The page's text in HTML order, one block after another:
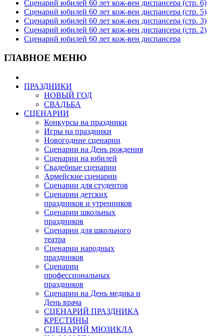
Сценарий юбилей 60 лет кож-вен диспансера (стр. 6)
Сценарий юбилей 60 лет кож-вен диспансера (стр. 5)
Сценарий юбилей 60 лет кож-вен диспансера (стр. 3)
Сценарий юбилей 60 лет кож-вен диспансера (стр. 2)
Сценарий юбилей 60 лет кож-вен диспансера
ГЛАВНОЕ МЕНЮ
ПРАЗДНИКИ
НОВЫЙ ГОД
СВАДЬБА
СЦЕНАРИИ
Конкурсы на праздники
Игры на праздники
Новогодние сценарии
Сценарии на День рождения
Сценарии на юбилей
Свадебные сценарии
Армейские сценарии
Сценарии для студентов
Сценарии детских
праздников и утренников
Сценарии школьных
праздников
Сценарии для школьного
театра
Сценарии народных
праздников
Сценарии
профессиональных
праздников
Сценарии на День медика и
День врача
СЦЕНАРИЙ ПРАЗДНИКА
КРЕСТИНЫ
СЦЕНАРИЙ МЮЗИКЛА